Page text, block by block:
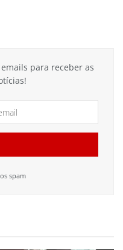
para receber as
spam